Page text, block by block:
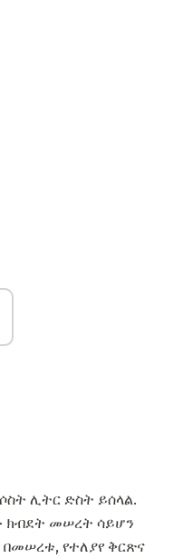
ሊትር ድስት ይሰላል.
መሠረት ሳይሆን
የተለያየ ቅርጽና